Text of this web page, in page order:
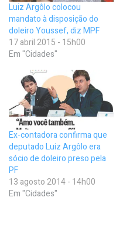
Luiz Argôlo colocou
mandato à disposição do
doleiro Youssef, diz MPF
17 abril 2015 - 15h00
Em "Cidades"
Ex-contadora confirma que
deputado Luiz Argôlo era
sócio de doleiro preso pela
PF
13 agosto 2014 - 14h00
Em "Cidades"